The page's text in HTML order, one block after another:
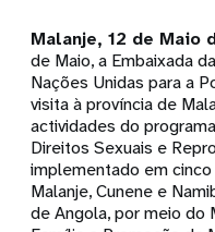
de Maio, a Embaixada
Nações Unidas para a
visita à província de
actividades do
Direitos Sexuais e
implementado em cinco
Malanje, Cunene e
de Angola, por meio do
Família e Promoção da